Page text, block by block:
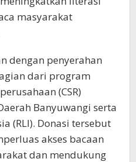
masyarakat
dengan penyerahan
dari program
(CSR)
Banyuwangi serta
(RLI). Donasi tersebut
akses bacaan
dan mendukung